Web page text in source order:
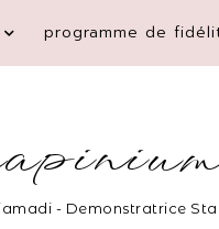
programme de
- Demonstratrice